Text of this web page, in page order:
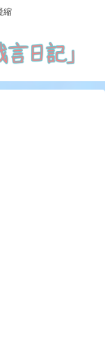
縮